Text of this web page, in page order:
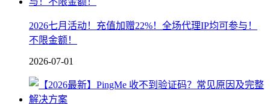
2026七月活动！充值加赠22%！全场代理IP均可参与！
不限金额！
2026-07-01